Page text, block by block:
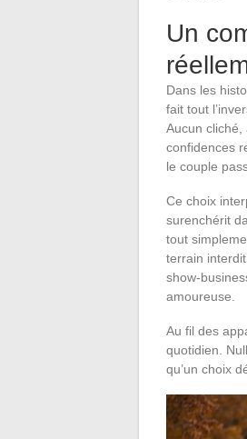
Un
Dans les
fait tout
Aucun
confidences
le couple
Ce choix
surenchérit
tout
terrain
show-
amoureuse.
Au fil des
quotidien.
qu’un choix